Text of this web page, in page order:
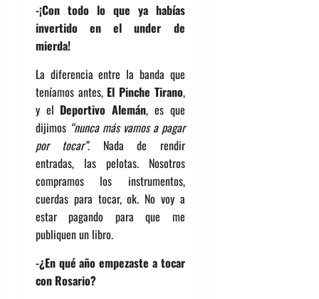
-¡Con todo lo que ya habías
invertido en el under de
mierda!
La diferencia entre la banda que
teníamos antes, El Pinche Tirano,
y el Deportivo Alemán, es que
dijimos “nunca más vamos a pagar
por tocar”. Nada de rendir
entradas, las pelotas. Nosotros
compramos los instrumentos,
cuerdas para tocar, ok. No voy a
estar pagando para que me
publiquen un libro.
-¿En qué año empezaste a tocar
con Rosario?